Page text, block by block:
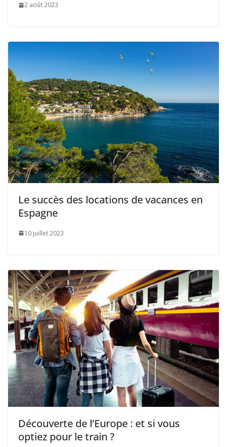
2 août 2023
Le succès des locations de vacances en
Espagne
10 juillet 2023
Découverte de l’Europe : et si vous
optiez pour le train ?